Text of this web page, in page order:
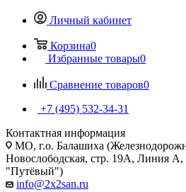
Личный кабинет
Корзина0
Избранные товары0
Сравнение товаров0
+7 (495) 532‑34‑31
Контактная информация
МО, г.о. Балашиха
Новослободская, стр. 19А, Линия
"Путёвый")
info@2x2san.ru